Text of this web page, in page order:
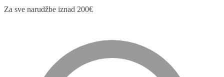
Za sve narudžbe iznad 200€